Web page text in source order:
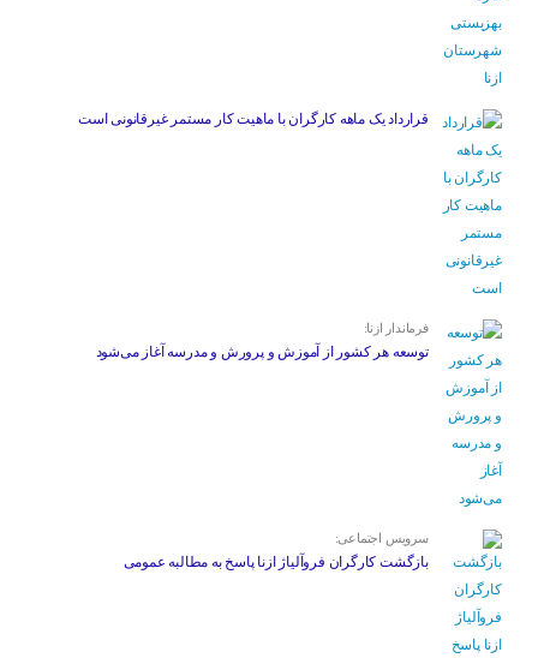
قرارداد یک ماهه کارگران با ماهیت کار مستمر غیرقانونی است
فرماندار ازنا:
توسعه هر کشور از آموزش و پرورش و مدرسه آغاز می‌شود
سرویس اجتماعی:
بازگشت کارگران فروآلیاژ ازنا پاسخ به مطالبه عمومی